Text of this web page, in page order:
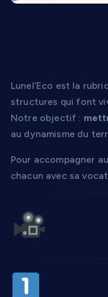
Lunel’Eco est la
structures qui font
Notre objectif :
au dynamisme du
Pour accompagner
chacun avec sa